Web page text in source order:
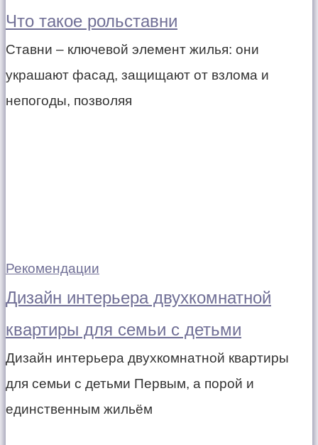
Что такое рольставни
Ставни – ключевой элемент жилья: они
украшают фасад, защищают от взлома и
непогоды, позволяя
Рекомендации
Дизайн интерьера двухкомнатной
квартиры для семьи с детьми
Дизайн интерьера двухкомнатной квартиры
для семьи с детьми Первым, а порой и
единственным жильём